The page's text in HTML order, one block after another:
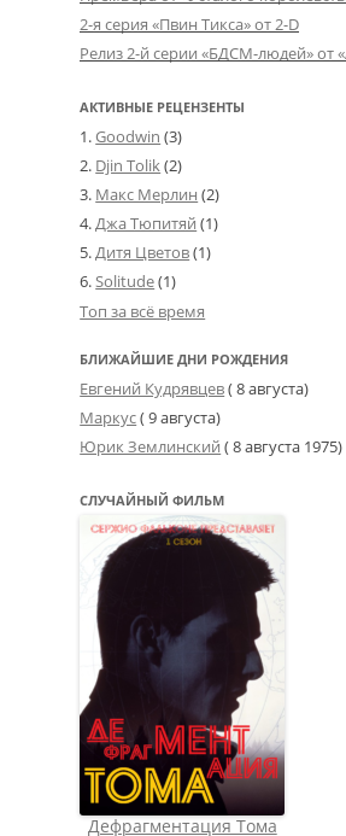
2-я серия «Пвин Тикса» от 2-D
АКТИВНЫЕ РЕЦЕНЗЕНТЫ
Goodwin (3)
Djin Tolik(2)
Макс Мерлин (2)
Джа Тюпитяй (1)
Дитя Цветов(1)
Solitude(1)
Топ за всё время
БЛИЖАЙШИЕ ДНИ РОЖДЕНИЯ
Евгений Кудрявцев( 8 августа)
Маркус( 9 августа)
Юрик Землинский (8 августа 1975)
СЛУЧАЙНЫЙ ФИЛЬМ
Дефрагментация Тома